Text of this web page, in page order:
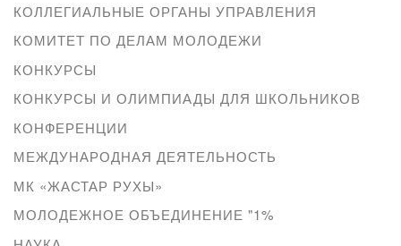
КОЛЛЕГИАЛЬНЫЕ ОРГАНЫ УПРАВЛЕНИЯ
КОМИТЕТ ПО ДЕЛАМ МОЛОДЕЖИ
КОНКУРСЫ
КОНКУРСЫ И ОЛИМПИАДЫ ДЛЯ ШКОЛЬНИКОВ
КОНФЕРЕНЦИИ
МЕЖДУНАРОДНАЯ ДЕЯТЕЛЬНОСТЬ
МК «ЖАСТАР РУХЫ»
МОЛОДЕЖНОЕ ОБЪЕДИНЕНИЕ "1%